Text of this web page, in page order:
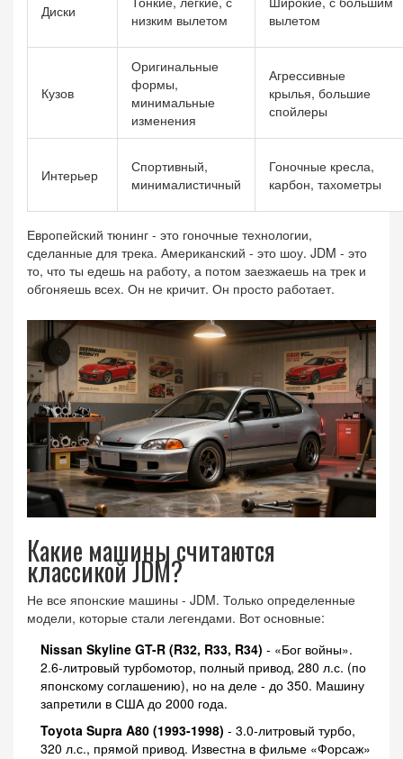
Диски
низким вылетом
вылетом
Кузов
Оригинальные
формы,
минимальные
изменения
Агрессивные
крылья, большие
спойлеры
Интерьер
Спортивный,
минималистичный
Гоночные кресла,
карбон, тахометры
Европейский тюнинг - это гоночные технологии,
сделанные для трека. Американский - это шоу. JDM - это
то, что ты едешь на работу, а потом заезжаешь на трек и
обгоняешь всех. Он не кричит. Он просто работает.
Какие машины считаются
классикой JDM?
Не все японские машины - JDM. Только определенные
модели, которые стали легендами. Вот основные:
Nissan Skyline GT-R (R32, R33, R34) - «Бог войны».
2.6-литровый турбомотор, полный привод, 280 л.с. (по
японскому соглашению), но на деле - до 350. Машину
запретили в США до 2000 года.
Toyota Supra A80 (1993-1998) - 3.0-литровый турбо,
320 л.с., прямой привод. Известна в фильме «Форсаж»